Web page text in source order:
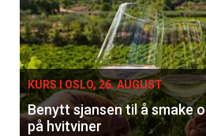
KURS I OSLO, 26. AUGUST
Benytt sjansen til å smake
på hvitviner